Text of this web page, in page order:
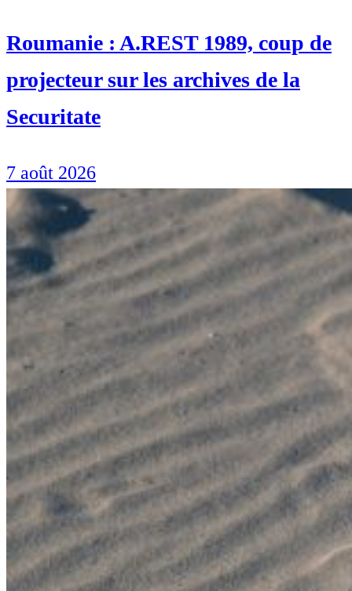
Roumanie : A.REST 1989, coup de
projecteur sur les archives de la
Securitate
7 août 2026